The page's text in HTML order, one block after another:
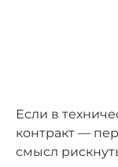
Если в
контракт —
смысл